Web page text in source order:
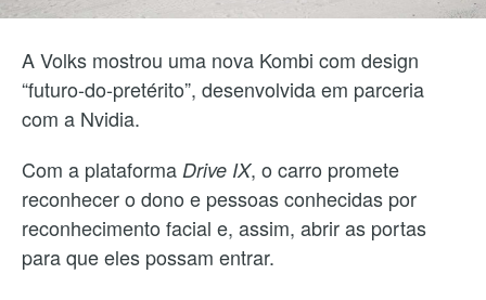
A Volks mostrou uma nova Kombi com design
“futuro-do-pretérito”, desenvolvida em parceria
com a Nvidia.
Com a plataforma Drive IX, o carro promete
reconhecer o dono e pessoas conhecidas por
reconhecimento facial e, assim, abrir as portas
para que eles possam entrar.